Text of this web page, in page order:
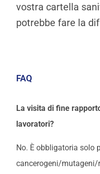
vostra cartella
potrebbe fare la
FAQ
La visita di fine
lavoratori?
No. È obbligatoria solo
cancerogeni/mutageni/